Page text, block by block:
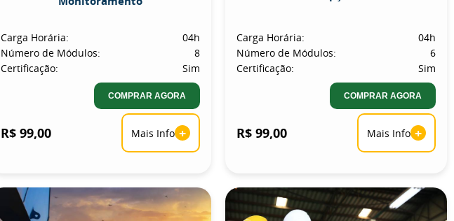
Carga Horária:
04h
Número de Módulos:
8
Certificação:
Sim
COMPRAR AGORA
R$ 99,00 Mais Info +
Carga Horária:
04h
Número de Módulos:
6
Certificação:
Sim
COMPRAR AGORA
R$ 99,00 Mais Info +